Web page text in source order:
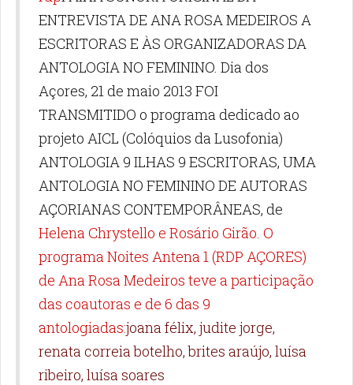
ENTREVISTA DE ANA ROSA MEDEIROS A
ESCRITORAS E ÀS ORGANIZADORAS DA
ANTOLOGIA NO FEMININO. Dia dos
Açores, 21 de maio 2013 FOI
TRANSMITIDO o programa dedicado ao
projeto AICL (Colóquios da Lusofonia)
ANTOLOGIA 9 ILHAS 9 ESCRITORAS, UMA
ANTOLOGIA NO FEMININO DE AUTORAS
AÇORIANAS CONTEMPORÂNEAS, de
Helena Chrystello e Rosário Girão. O
programaNoites Antena 1 (RDP AÇORES)
de Ana Rosa Medeiros teve a participação
das coautoras e de 6 das 9
antologiadas:joana félix, judite jorge,
renata correia botelho,brites araújo, luísa
ribeiro, luísa soares